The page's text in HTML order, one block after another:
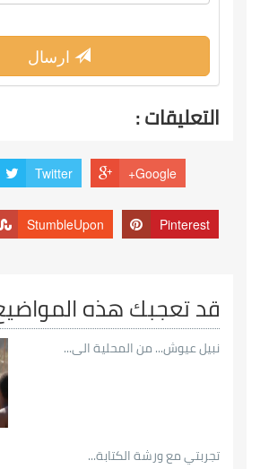
ارسال
التعليقات :
Twitter Google+
StumbleUpon Pinterest
قد تعجبك هذه
نبيل عيوش... من المحلية الى...
تجربتي مع ورشة الكتابة...